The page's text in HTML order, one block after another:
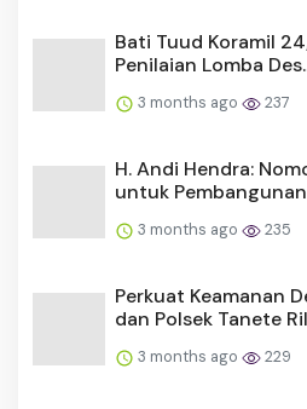
Bati Tuud Koramil
Penilaian Lomba
3 months ago 237
H. Andi Hendra:
untuk Pembangunan
3 months ago 235
Perkuat Keamanan
dan Polsek Tanete
3 months ago 229